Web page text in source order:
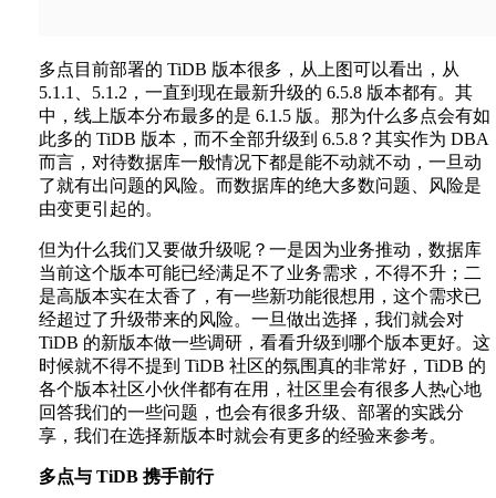
多点目前部署的 TiDB 版本很多，从上图可以看出，从
5.1.1、5.1.2，一直到现在最新升级的 6.5.8 版本都有。其
中，线上版本分布最多的是 6.1.5 版。那为什么多点会有如
此多的 TiDB 版本，而不全部升级到 6.5.8？其实作为 DBA
而言，对待数据库一般情况下都是能不动就不动，一旦动
了就有出问题的风险。而数据库的绝大多数问题、风险是
由变更引起的。
但为什么我们又要做升级呢？一是因为业务推动，数据库
当前这个版本可能已经满足不了业务需求，不得不升；二
是高版本实在太香了，有一些新功能很想用，这个需求已
经超过了升级带来的风险。一旦做出选择，我们就会对
TiDB 的新版本做一些调研，看看升级到哪个版本更好。这
时候就不得不提到 TiDB 社区的氛围真的非常好，TiDB 的
各个版本社区小伙伴都有在用，社区里会有很多人热心地
回答我们的一些问题，也会有很多升级、部署的实践分
享，我们在选择新版本时就会有更多的经验来参考。
多点与 TiDB 携手前行